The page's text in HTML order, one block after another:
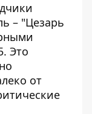
– "Цезарь
. Это
от